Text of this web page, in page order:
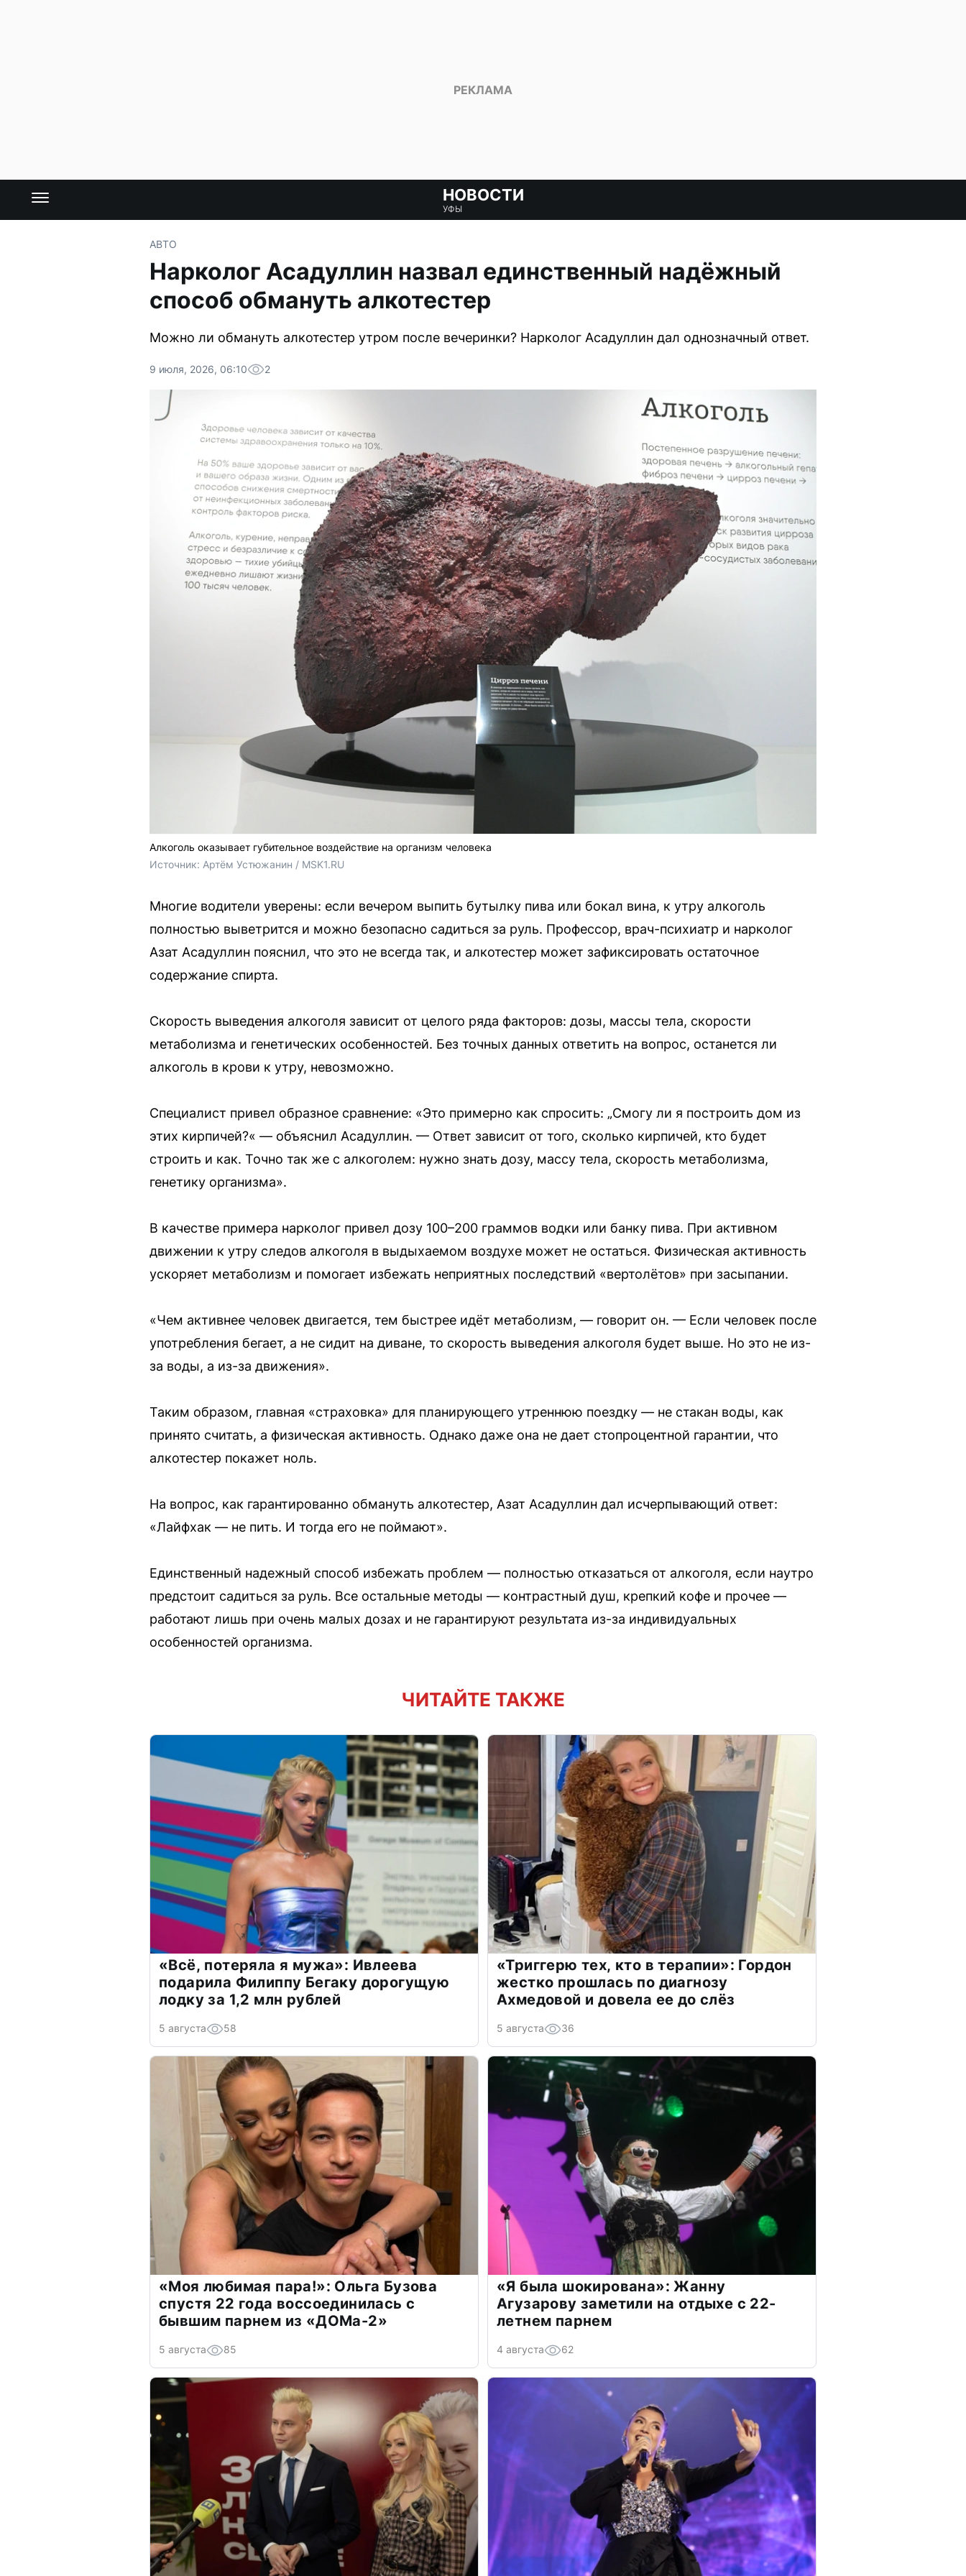
НОВОСТИ
УФЫ
АВТО
Нарколог Асадуллин назвал единственный надёжный
способ обмануть алкотестер
Можно ли обмануть алкотестер утром после вечеринки? Нарколог Асадуллин дал однозначный ответ.
9 июля, 2026, 06:10 2
Алкоголь оказывает губительное воздействие на организм человека
Источник: Артём Устюжанин / MSK1.RU
Многие водители уверены: если вечером выпить бутылку пива или бокал вина, к утру алкоголь
полностью выветрится и можно безопасно садиться за руль. Профессор, врач-психиатр и нарколог
Азат Асадуллин пояснил, что это не всегда так, и алкотестер может зафиксировать остаточное
содержание спирта.
Скорость выведения алкоголя зависит от целого ряда факторов: дозы, массы тела, скорости
метаболизма и генетических особенностей. Без точных данных ответить на вопрос, останется ли
алкоголь в крови к утру, невозможно.
Специалист привел образное сравнение: «Это примерно как спросить: „Смогу ли я построить дом из
этих кирпичей?« — объяснил Асадуллин. — Ответ зависит от того, сколько кирпичей, кто будет
строить и как. Точно так же с алкоголем: нужно знать дозу, массу тела, скорость метаболизма,
генетику организма».
В качестве примера нарколог привел дозу 100–200 граммов водки или банку пива. При активном
движении к утру следов алкоголя в выдыхаемом воздухе может не остаться. Физическая активность
ускоряет метаболизм и помогает избежать неприятных последствий «вертолётов» при засыпании.
«Чем активнее человек двигается, тем быстрее идёт метаболизм, — говорит он. — Если человек после
употребления бегает, а не сидит на диване, то скорость выведения алкоголя будет выше. Но это не из-
за воды, а из-за движения».
Таким образом, главная «страховка» для планирующего утреннюю поездку — не стакан воды, как
принято считать, а физическая активность. Однако даже она не дает стопроцентной гарантии, что
алкотестер покажет ноль.
На вопрос, как гарантированно обмануть алкотестер, Азат Асадуллин дал исчерпывающий ответ:
«Лайфхак — не пить. И тогда его не поймают».
Единственный надежный способ избежать проблем — полностью отказаться от алкоголя, если наутро
предстоит садиться за руль. Все остальные методы — контрастный душ, крепкий кофе и прочее —
работают лишь при очень малых дозах и не гарантируют результата из-за индивидуальных
особенностей организма.
ЧИТАЙТЕ ТАКЖЕ
«Всё, потеряла я мужа»: Ивлеева
подарила Филиппу Бегаку дорогущую
лодку за 1,2 млн рублей
5 августа 58
«Триггерю тех, кто в терапии»: Гордон
жестко прошлась по диагнозу
Ахмедовой и довела ее до слёз
5 августа 36
«Моя любимая пара!»: Ольга Бузова
спустя 22 года воссоединилась с
бывшим парнем из «ДОМа-2»
5 августа 85
«Я была шокирована»: Жанну
Агузарову заметили на отдыхе с 22-
летнем парнем
4 августа 62